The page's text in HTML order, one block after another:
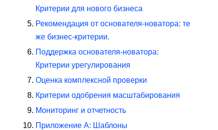
Критерии для нового бизнеса
Рекомендация от основателя-новатора: те
же бизнес-критерии.
Поддержка основателя-новатора:
Критерии урегулирования
Оценка комплексной проверки
Критерии одобрения масштабирования
Мониторинг и отчетность
Приложение А: Шаблоны